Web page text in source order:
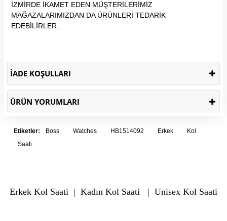
İZMİRDE İKAMET EDEN MÜŞTERİLERİMİZ
MAĞAZALARIMIZDAN DA ÜRÜNLERİ TEDARİK
EDEBİLİRLER..
İADE KOŞULLARI
ÜRÜN YORUMLARI
Etiketler: Boss Watches HB1514092 Erkek
Kol
Saati
Erkek Kol Saati| Kadın Kol Saati| Unisex Kol Saati